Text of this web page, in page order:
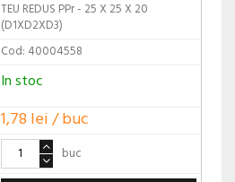
TEU REDUS PPr - 25 X 25 X 20
(D1XD2XD3)
Cod: 40004558
In stoc
1,78 lei / buc
buc